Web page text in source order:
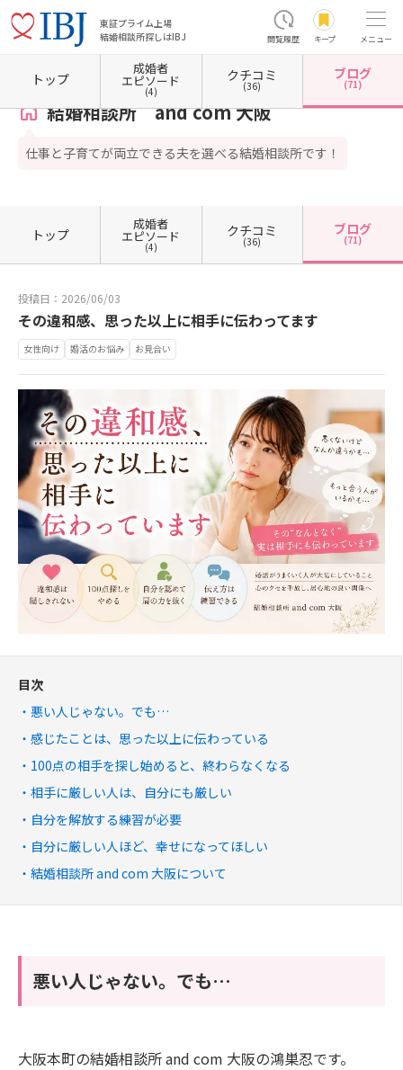
東証プライム上場
結婚相談所探しはIBJ
閲覧履歴 キープ メニュー
ホーム 大阪府の結婚相談所 大阪府大阪市 大阪府大阪市中央区 結婚相談所 and com
結婚相談所 and com 大阪
仕事と子育てが両立できる夫を選べる結婚相談所です！
トップ
成婚者
エピソード
(4)
クチコミ
(36)
ブログ
(71)
トップ
成婚者
エピソード
(4)
クチコミ
(36)
ブログ
(71)
投稿日：2026/06/03
その違和感、思った以上に相手に伝わってます
女性向け 婚活のお悩み お見合い
目次
悪い人じゃない。でも…
感じたことは、思った以上に伝わっている
100点の相手を探し始めると、終わらなくなる
相手に厳しい人は、自分にも厳しい
自分を解放する練習が必要
自分に厳しい人ほど、幸せになってほしい
結婚相談所 and com 大阪について
悪い人じゃない。でも…
大阪本町の結婚相談所 and com 大阪の鴻巣忍です。